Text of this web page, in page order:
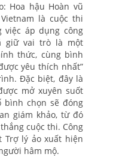
Hoa hậu Hoàn vũ
là cuộc thi
việc áp dụng công
giữ vai trò là một
thức, cùng bình
yêu thích nhất”
Đặc biệt, đây là
mở xuyên suốt
bình chọn sẽ đóng
giám khảo, từ đó
cuộc thi. Công
Trợ lý ảo xuất hiện
hâm mộ.